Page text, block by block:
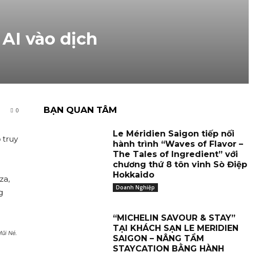
vào dịch
0
truy
Né.
BẠN QUAN TÂM
Le Méridien Saigon tiếp nối
hành trình “Waves of Flavor –
The Tales of Ingredient” với
chương thứ 8 tôn vinh Sò Điệp
Hokkaido
Doanh Nghiệp
“MICHELIN SAVOUR & STAY”
TẠI KHÁCH SẠN LE MERIDIEN
SAIGON – NÂNG TẦM
STAYCATION BẰNG HÀNH